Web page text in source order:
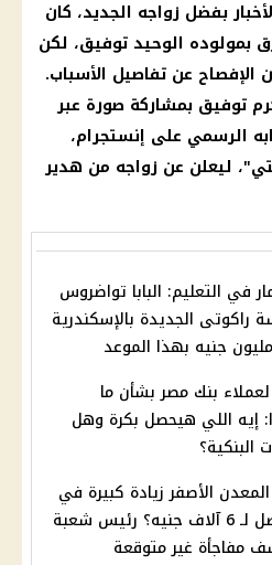
بفضل زواجه الجديد، كان
في عام 2020 ورزق بمولوده الوحيد توفيق، لكن
الإفصاح عن تفاصيل الأسباب.
توفيق بمشاركة صورة عبر
الرسمي على إنستجرام،
ليعلن عن زواجه من هدير
في التعليم: البابا تواضروس
راكوتى الجديدة بالإسكندرية
بنك مصر بشأن ما
إيه اللي هيحصل بكرة وهل
البنكية؟
الأصفر زيادة كبيرة في
الأسعار ويصل لـ 6 آلاف جنيه؟ رئيس شعبة
مفاجأة غير متوقعة